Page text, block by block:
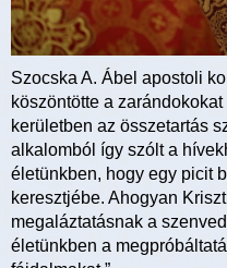
Szocska A. Ábel apostoli
köszöntötte a
kerületben az összetartás
alkalomból így szólt a
életünkben, hogy egy picit
keresztjébe. Ahogyan
megaláztatásnak a
életünkben a